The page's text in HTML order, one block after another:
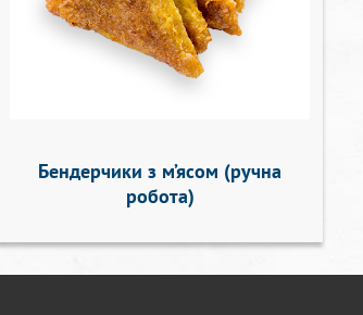
Бендерчики з м’ясом (ручна
робота)